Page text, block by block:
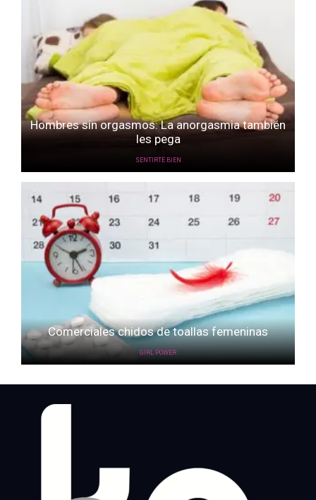
Hombres sin orgasmos: La anorgasmia también
les pega
SENTIRTE BIEN
Comerciales chidos de toallas femeninas
GIRL POWER